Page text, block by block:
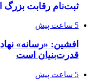
ثبت‌نام رقابت بزرگ المپیک
5 ساعت پیش
افشین: «رسانه»
قدرت‌بنیان است
5 ساعت پیش